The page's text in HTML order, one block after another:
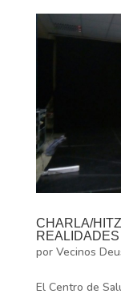
CHARLA/
REALIDADES
por Vecinos
El Centro de